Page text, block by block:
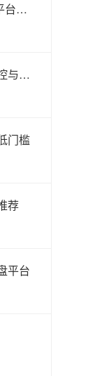
**原油配资公司哪家好？正规安全平台选择指南**
股票配资平台入门必知：杠杆、风控与合规要点
门槛
荐
平台